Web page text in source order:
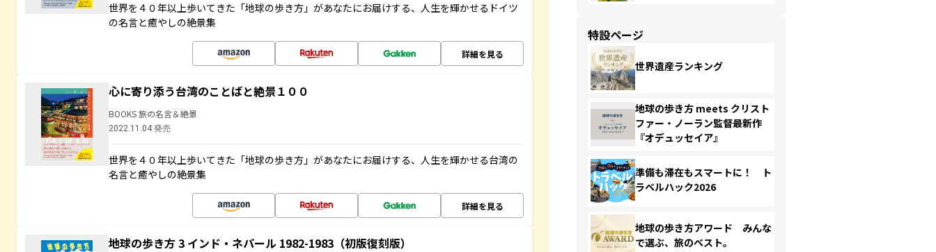
世界を４０年以上歩いてきた「地球の歩き方」があなたにお届けする、人生を輝かせるドイツ
の名言と癒やしの絶景集
詳細を見る
心に寄り添う台湾のことばと絶景１００
BOOKS 旅の名言＆絶景
2022.11.04 発売
世界を４０年以上歩いてきた「地球の歩き方」があなたにお届けする、人生を輝かせる台湾の
名言と癒やしの絶景集
詳細を見る
地球の歩き方 3 インド・ネパール 1982-1983（初版復刻版）
特設ページ
世界遺産ランキング
地球の歩き方 meets クリスト
ファー・ノーラン監督最新作
『オデュッセイア』
準備も滞在もスマートに！ ト
ラベルハック2026
地球の歩き方アワード みんな
で選ぶ、旅のベスト。